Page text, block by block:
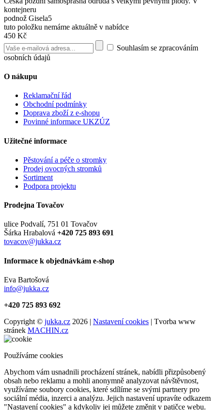
kontejneru
podnož Gisela5
tuto položku nemáme aktuálně v nabídce
450 Kč
Souhlasím se zpracováním
osobních údajů
O nákupu
Reklamační řád
Obchodní podmínky
Doprava zboží z e-shopu
Povinné informace UKZÚZ
Užitečné informace
Pěstování a péče o stromky
Prodej ovocných stromků
Sortiment
Podpora projektu
Prodejna Tovačov
ulice Podvalí, 751 01 Tovačov
Šárka Hrabalová +420 725 893 691
tovacov@jukka.cz
Informace k objednávkám e-shop
Eva Bartošová
info@jukka.cz
+420 725 893 692
Copyright © jukka.cz 2026 | Nastavení cookies | Tvorba www
stránek MACHIN.cz
Používáme cookies
Abychom vám usnadnili procházení stránek, nabídli přizpůsobený
obsah nebo reklamu a mohli anonymně analyzovat návštěvnost,
využíváme soubory cookies, které sdílíme se svými partnery pro
sociální média, inzerci a analýzu. Jejich nastavení upravíte odkazem
"Nastavení cookies" a kdykoliv jej můžete změnit v patičce webu.